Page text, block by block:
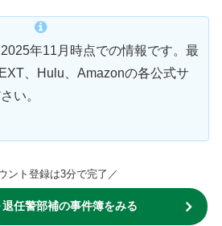
年11月時点での情報です。最
、Hulu、Amazonの各公式サ
い。
ント登録は3分で完了／
退任警部補の事件簿をみる